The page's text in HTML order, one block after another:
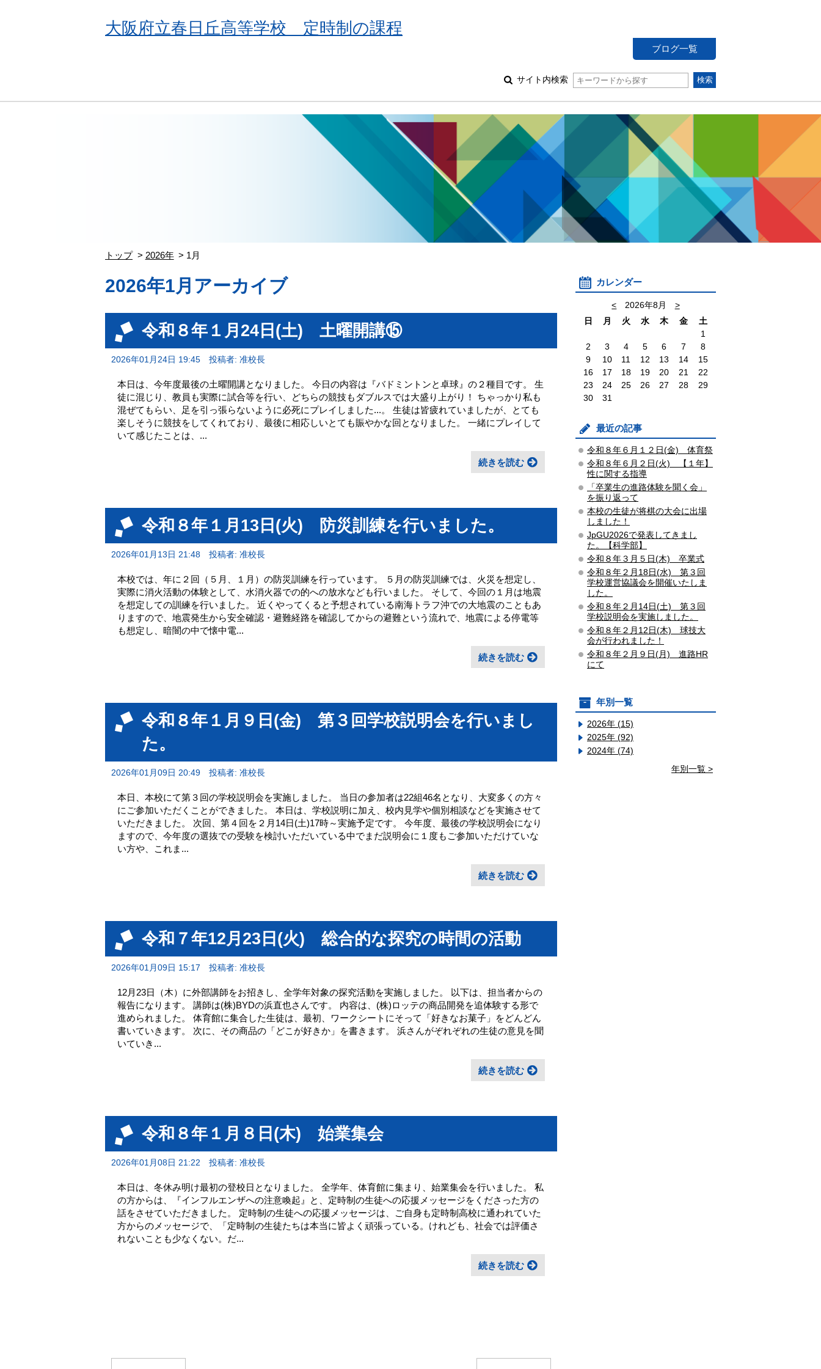
大阪府立春日丘高等学校 定時制の課程
ブログ一覧
サイト内検索
トップ 2026年 1月
2026年1月アーカイブ
令和８年１月24日(土) 土曜開講⑮
2026年01月24日 19:45 投稿者: 准校長
本日は、今年度最後の土曜開講となりました。 今日の内容は『バドミントンと卓球』の２種目です。 生
徒に混じり、教員も実際に試合等を行い、どちらの競技もダブルスでは大盛り上がり！ ちゃっかり私も
混ぜてもらい、足を引っ張らないように必死にプレイしました...。 生徒は皆疲れていましたが、とても
楽しそうに競技をしてくれており、最後に相応しいとても賑やかな回となりました。 一緒にプレイして
いて感じたことは、...
続きを読む
令和８年１月13日(火) 防災訓練を行いました。
2026年01月13日 21:48 投稿者: 准校長
本校では、年に２回（５月、１月）の防災訓練を行っています。 ５月の防災訓練では、火災を想定し、
実際に消火活動の体験として、水消火器での的への放水なども行いました。 そして、今回の１月は地震
を想定しての訓練を行いました。 近くやってくると予想されている南海トラフ沖での大地震のこともあ
りますので、地震発生から安全確認・避難経路を確認してからの避難という流れで、地震による停電等
も想定し、暗闇の中で懐中電...
続きを読む
令和８年１月９日(金) 第３回学校説明会を行いまし
た。
2026年01月09日 20:49 投稿者: 准校長
本日、本校にて第３回の学校説明会を実施しました。 当日の参加者は22組46名となり、大変多くの方々
にご参加いただくことができました。 本日は、学校説明に加え、校内見学や個別相談などを実施させて
いただきました。 次回、第４回を２月14日(土)17時～実施予定です。 今年度、最後の学校説明会になり
ますので、今年度の選抜での受験を検討いただいている中でまだ説明会に１度もご参加いただけていな
い方や、これま...
続きを読む
令和７年12月23日(火) 総合的な探究の時間の活動
2026年01月09日 15:17 投稿者: 准校長
12月23日（木）に外部講師をお招きし、全学年対象の探究活動を実施しました。 以下は、担当者からの
報告になります。 講師は(株)BYDの浜直也さんです。 内容は、(株)ロッテの商品開発を追体験する形で
進められました。 体育館に集合した生徒は、最初、ワークシートにそって「好きなお菓子」をどんどん
書いていきます。 次に、その商品の「どこが好きか」を書きます。 浜さんがぞれぞれの生徒の意見を聞
いていき...
続きを読む
令和８年１月８日(木) 始業集会
2026年01月08日 21:22 投稿者: 准校長
本日は、冬休み明け最初の登校日となりました。 全学年、体育館に集まり、始業集会を行いました。 私
の方からは、『インフルエンザへの注意喚起』と、定時制の生徒への応援メッセージをくださった方の
話をさせていただきました。 定時制の生徒への応援メッセージは、ご自身も定時制高校に通われていた
方からのメッセージで、「定時制の生徒たちは本当に皆よく頑張っている。けれども、社会では評価さ
れないことも少なくない。だ...
続きを読む
カレンダー
< 2026年8月
>
日
月 火 水 木 金
土
1
2
3 4 5 6 7
8
9
10 11 12 13 14
15
16
17 18 19 20 21
22
23
24 25 26 27 28
29
30
31
最近の記事
令和８年６月１２日(金) 体育祭
令和８年６月２日(火) 【１年】
性に関する指導
「卒業生の進路体験を聞く会」
を振り返って
本校の生徒が将棋の大会に出場
しました！
JpGU2026で発表してきまし
た。【科学部】
令和８年３月５日(木) 卒業式
令和８年２月18日(水) 第３回
学校運営協議会を開催いたしま
した。
令和８年２月14日(土) 第３回
学校説明会を実施しました。
令和８年２月12日(木) 球技大
会が行われました！
令和８年２月９日(月) 進路HR
にて
年別一覧
2026年 (15)
2025年 (92)
2024年 (74)
年別一覧 >